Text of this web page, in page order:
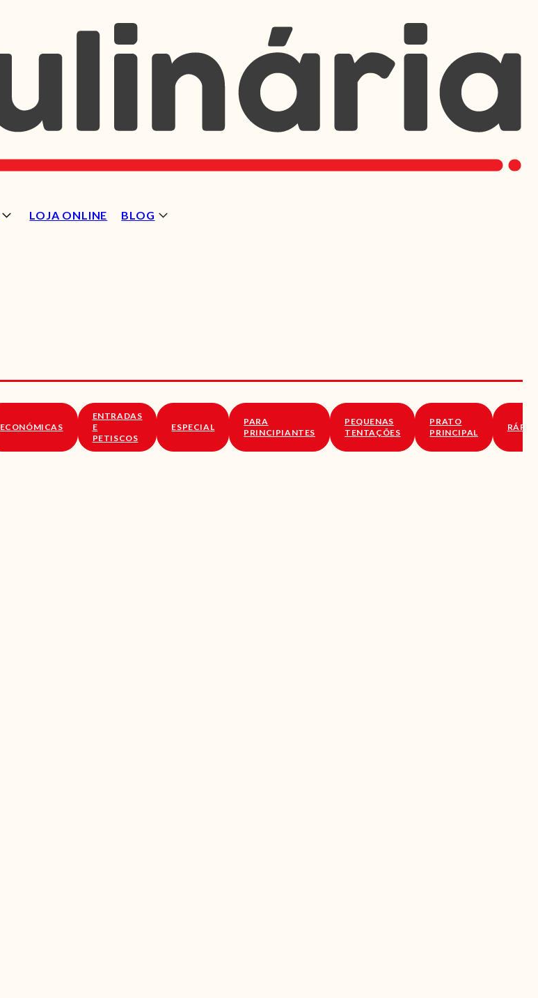
LOJA ONLINE BLOG
SOBRE NÓS
ECONÓMICAS
ENTRADAS
E
PETISCOS
ESPECIAL
PARA
PRINCIPIANTES
PEQUENAS
TENTAÇÕES
PRATO
PRINCIPAL